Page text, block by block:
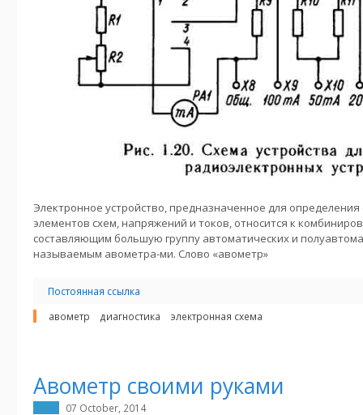
Электронное устройство, предназначенное для
элементов схем, напряжений и токов, относится к
составляющим большую группу автоматических и
называемым авометра-ми. Слово «авометр»
Постоянная ссылка
авометр
диагностика электронная схема
Авометр своими руками
07 October, 2014